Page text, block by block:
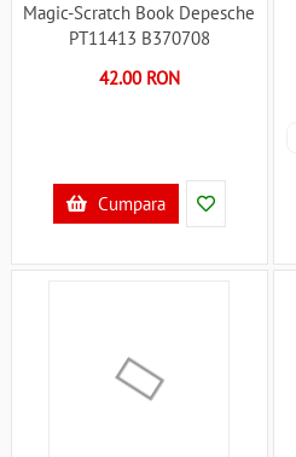
Magic-Scratch Book Depesche
PT11413 B370708
42.00 RON
Cumpara